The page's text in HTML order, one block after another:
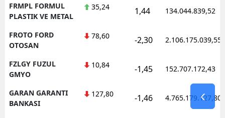
FRMPL FORMUL
PLASTIK VE METAL
35,24 1,44 134.044.839,52
FROTO FORD
OTOSAN
78,60 -2,30 2.106.175.039,55
FZLGY FUZUL
GMYO
10,84 -1,45 152.707.172,43
GARAN GARANTI
BANKASI
127,80 -1,46 4.765.179.127,80